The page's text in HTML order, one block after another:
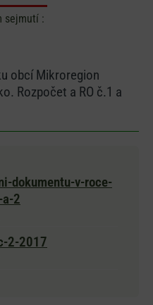
sejmutí :
obcí Mikroregion
Rozpočet a RO č.1 a
dokumentu-v-roce-
2
2-2017